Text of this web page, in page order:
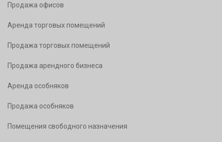
Продажа офисов
Аренда торговых помещений
Продажа торговых помещений
Продажа арендного бизнеса
Аренда особняков
Продажа особняков
Помещения свободного назначения